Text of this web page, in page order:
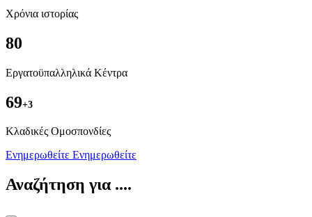
Χρόνια ιστορίας
80
Εργατοϋπαλληλικά Κέντρα
69+3
Kλαδικές Ομοσπονδίες
Ενημερωθείτε Ενημερωθείτε
Αναζήτηση για ....